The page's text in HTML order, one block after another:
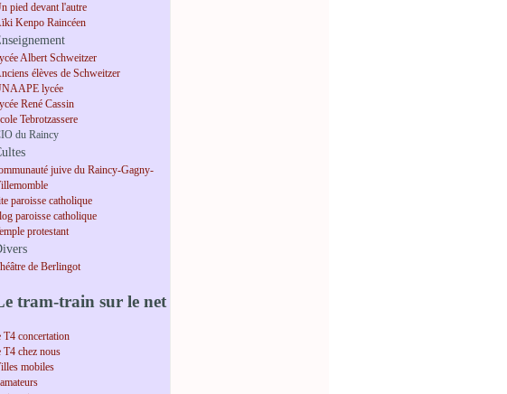
pied devant l'autre
Kenpo Raincéen
Albert Schweitzer
élèves de Schweitzer
lycée
René Cassin
Tebrotzassere
du Raincy
juive du Raincy-Gagny-
paroisse catholique
paroisse catholique
protestant
de Berlingot
tram-train sur le net
T4 concertation
T4 chez nous
mobiles